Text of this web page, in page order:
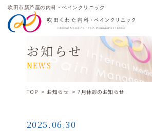
吹田市新芦屋の内科・ペインクリニック
お知らせ
TOP お知らせ 7月休診のお知らせ
2025.06.30